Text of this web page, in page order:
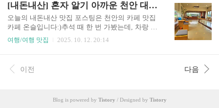
하게 드실 수 있어요(੭˙ ˘ ˙)੭메뉴 및 가격표가게에
서 판매하는..
습니다.https://naver.me/FTXIEhsF가게 입구가게 입
구는 위의 사진처럼 생겼습니다!직접적으로 주차
장이 마련되어 있지는 않지만, 근처에 주차할 공간
은 제법 있습니다!그렇게 주차에 어렵지는 않았어
요:)가게 내부가게 내부는 그렇게 큰 편은 아닌데
입니다.4인 테이블 자리 딱 하나가 있는데, 저는 여
기서 먹었어요ㅎㅎ가게가 굉장히 아기자기하게 잘
[내돈내산] 혼자 알기 아까운 천안 대형 카페 맛집 온슬
오늘의 내돈내산 맛집 포스팅은 천안의 카페 맛집
카페 온슬입니다:)추석 때 한 번 가봤는데, 차랑 디
저트가 정말 맛있었어요(*´ч ` *)장소조금 많~이 안
페이기 떄문에 찾기는 쉽습니다.온슬의 자세한 위
치는 아래 링크를 참고해주세요!https://naver.me/F5
가 조금 좋았으면 좋았을텐데 아쉽네요ㅠㅠ앞에는
여행/여행 맛집 2025. 10. 12. 20:14
이전 다음
Blog is powered by Tistory / Designed by Tistory